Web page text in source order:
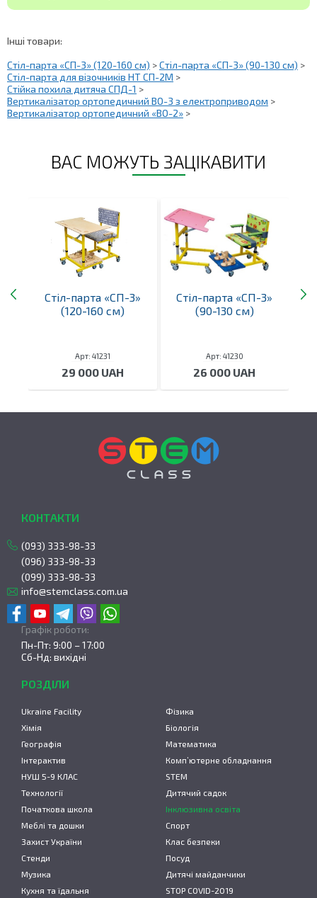
Інші товари:
Стіл-парта «СП-3» (120-160 см) >Стіл-парта «СП-3» (90-130 см) >
Стіл-парта для візочників НТ СП-2М >
Стійка похила дитяча СПД-1 >
Вертикалізатор ортопедичний ВО-3 з електроприводом >
Вертикалізатор ортопедичний «ВО-2» >
ВАС МОЖУТЬ ЗАЦІКАВИТИ
Стіл-парта «СП-3»
(120-160 см)
Арт: 41231
29 000 UAH
Стіл-парта «СП-3»
(90-130 см)
Арт: 41230
26 000 UAH
КОНТАКТИ
(093) 333-98-33
(096) 333-98-33
(099) 333-98-33
info@stemclass.com.ua
Графік роботи:
Пн-Пт: 9:00 – 17:00
Сб-Нд: вихідні
РОЗДІЛИ
Ukraine Facility
Фізика
Хімія
Біологія
Географія
Математика
Інтерактив
Комп’ютерне обладнання
НУШ 5-9 КЛАС
STEM
Технології
Дитячий садок
Початкова школа
Інклюзивна освіта
Меблі та дошки
Спорт
Захист України
Клас безпеки
Стенди
Посуд
Музика
Дитячі майданчики
Кухня та їдальня
STOP COVID-2019